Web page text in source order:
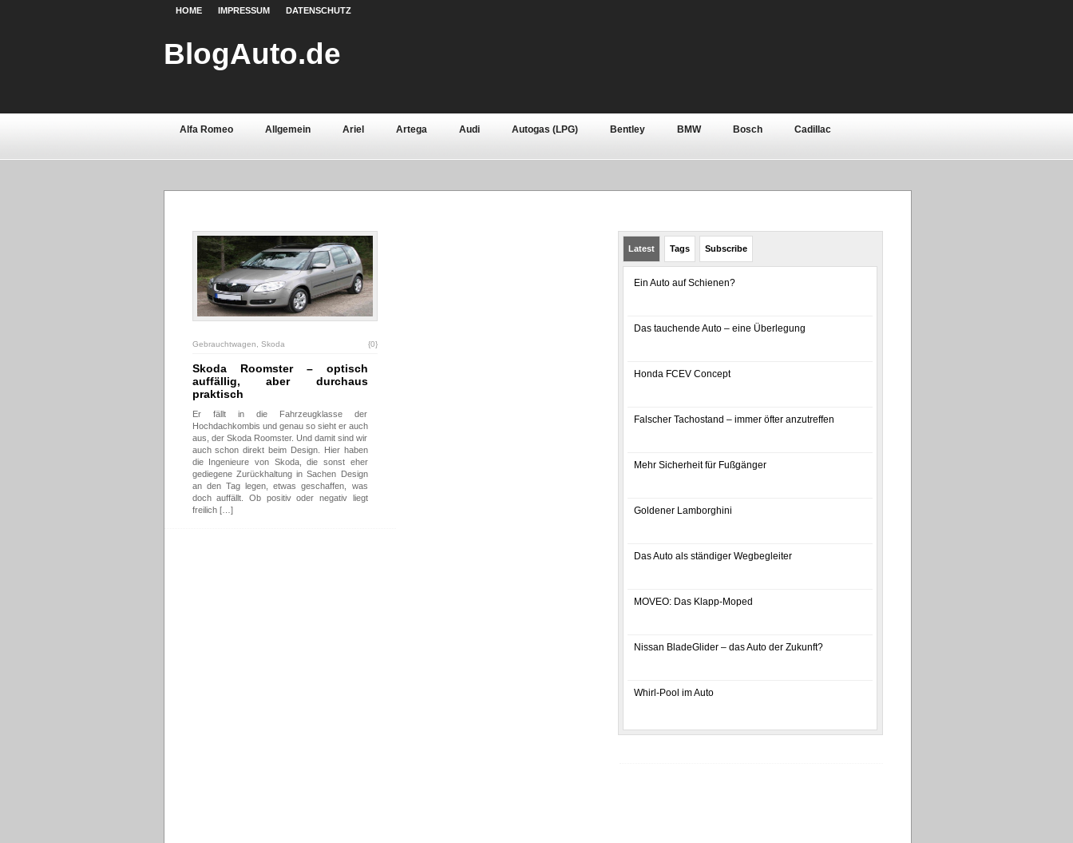
HOME IMPRESSUM DATENSCHUTZ
BlogAuto.de
Alfa Romeo Allgemein Ariel Artega Audi Autogas (LPG) Bentley BMW Bosch Cadillac
Chevrolet Chrysler Citroën Continental Dacia Daewoo Daihatsu Dodge Elektronik Ferrari
Oldtimer Opel Peugeot Renault Rolls-Royce
Saab Seat Sicherheit Skoda
Gebrauchtwagen Skoda {0}
Skoda Roomster – optisch
auffällig, aber durchaus
praktisch
Er fällt in die Fahrzeugklasse der
Hochdachkombis und genau so sieht er auch
aus, der Skoda Roomster. Und damit sind wir
auch schon direkt beim Design. Hier haben
die Ingenieure von Skoda, die sonst eher
gediegene Zurückhaltung in Sachen Design
an den Tag legen, etwas geschaffen, was
doch auffällt. Ob positiv oder negativ liegt
freilich […]
Latest Tags Subscribe
Ein Auto auf Schienen?
Das tauchende Auto – eine Überlegung
Honda FCEV Concept
Falscher Tachostand – immer öfter anzutreffen
Mehr Sicherheit für Fußgänger
Goldener Lamborghini
Das Auto als ständiger Wegbegleiter
MOVEO: Das Klapp-Moped
Nissan BladeGlider – das Auto der Zukunft?
Whirl-Pool im Auto